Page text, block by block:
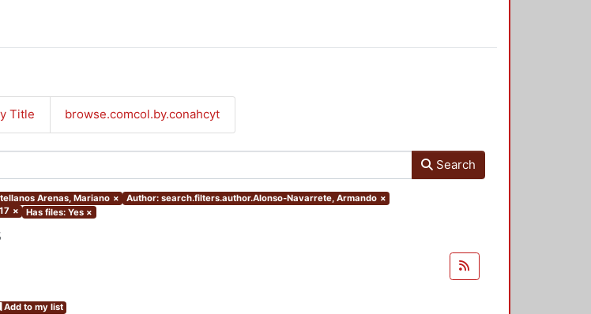
Title browse.comcol.by.conahcyt
Search
Arenas, Mariano × Author: search.filters.author.Alonso-Navarrete, Armando ×
× Has files: Yes ×
Add to my list